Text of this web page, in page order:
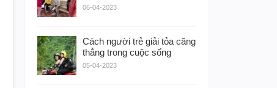
06-04-2023
Cách người trẻ giải tỏa căng
thẳng trong cuộc sống
05-04-2023